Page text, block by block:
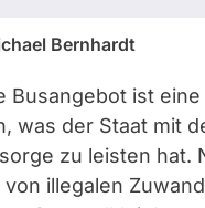
Bernhardt
Busangebot ist
was der Staat mit
zu leisten
illegalen